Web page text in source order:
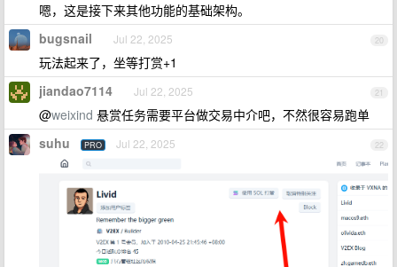
嗯，这是接下来其他功能的基础架构。
20
bugsnail Jul 22, 2025
玩法起来了，坐等打赏+1
21
jiandao7114 Jul 22, 2025
@weixind 悬赏任务需要平台做交易中介吧，不然很容易跑单
22
suhu PRO Jul 22, 2025